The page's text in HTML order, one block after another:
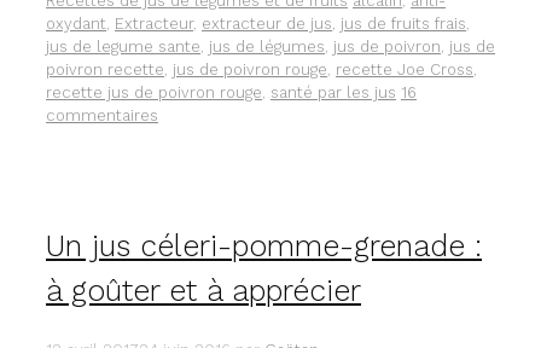
POIVRON,
UN
CONCENTRÉ
DE
oxydant Extracteur, extracteur de jus jus de fruits frais
jus de legume sante jus de légumes jus de poivron jus de
poivron recette jus de poivron rouge recette Joe Cross
recette jus de poivron rouge santé par les jus 16
commentaires
Un jus céleri-pomme-grenade :
à goûter et à apprécier